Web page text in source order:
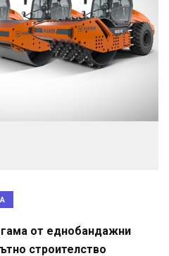
от еднобандажни
строителство